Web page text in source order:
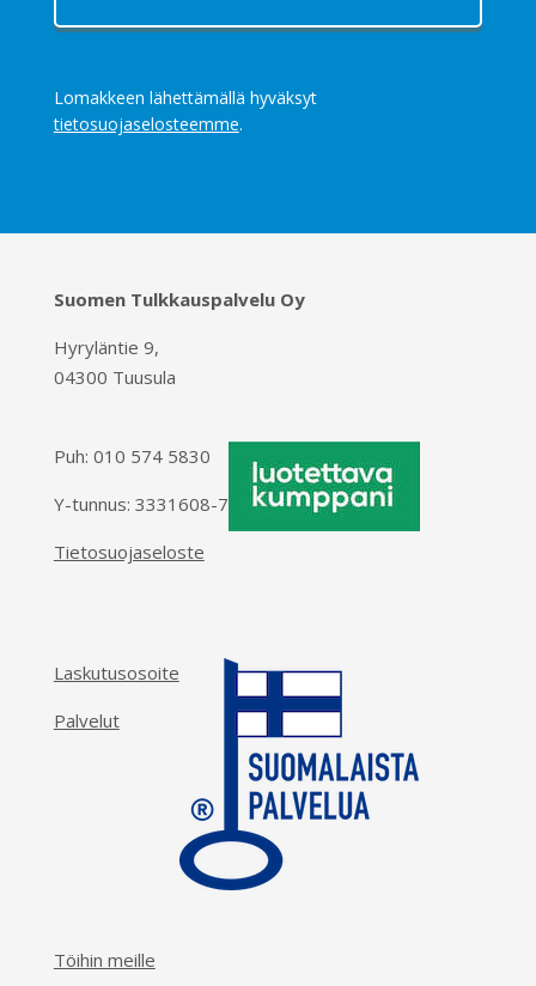
Lomakkeen lähettämällä hyväksyt
tietosuojaselosteemme.
Suomen Tulkkauspalvelu Oy
Hyryläntie 9,
04300 Tuusula
Puh: 010 574 5830
Y-tunnus: 3331608-7
Tietosuojaseloste
Laskutusosoite
Palvelut
Töihin meille